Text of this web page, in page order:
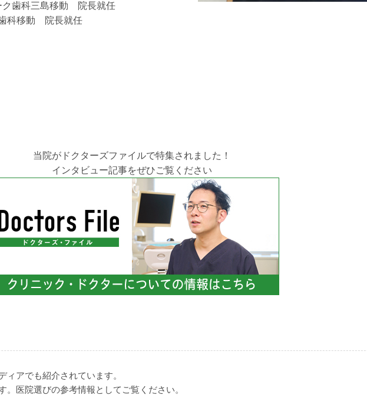
ク歯科三島移動 院長就任
科移動 院長就任
当院がドクターズファイルで特集されました！
インタビュー記事をぜひご覧ください
ィアでも紹介されています。
医院選びの参考情報としてご覧ください。